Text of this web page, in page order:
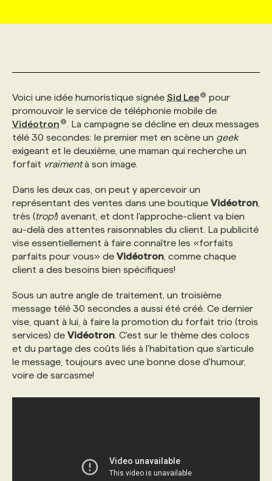
AFFAIRES DE L'INDUSTRIE
INITIATIVES NUMÉRIQUES
PRIX ET DISTINCTIONS
TENDANCES
WEB & MÉDIAS SOCIAUX
MARKETING DURABLE
GEO/SEO
ÉVÉNEMENTIEL
NOS AUTEUR‧RICES
INFOLETTRE PUBLICITÉ
ANNONCEZ AVEC NOUS
CONSULTER LA CVTHÈQUE
PROFIL ENTREPRISE
FAQ
ANNONCEZ AVEC NOUS
VOIR LES OFFRES
PROFIL CANDIDAT
FAQ
ANNONCEZ AVEC NOUS
NOS FORMATIONS EN LIGNE
NOS PARCOURS DE FORMATIONS
FORMATIONS PERSONNALISÉES
NOS FORMATEUR‧RICES
POURQUOI CHOISIR NOS FORMATIONS
NOS TARIFS
PROGRAMMES DE SUBVENTIONS
FAQ
ANNONCEZ AVEC NOUS
CHASSE DE TÊTE
SERVICE DE CHASSE DE TÊTE
NOS TARIFS
NOS EXPERTISES
FAQ
ANNONCEZ AVEC NOUS
Voici une idée humoristique signée Sid Lee
pour
promouvoir le service de téléphonie mobile de
Vidéotron
. La campagne se décline en deux messages
télé 30 secondes: le premier met en scène un geek
exigeant et le deuxième, une maman qui recherche un
forfait vraimentà son image.
Dans les deux cas, on peut y apercevoir un
représentant des ventes dans une boutique Vidéotron
très (trop!) avenant, et dont l'approche-client va bien
au-delà des attentes raisonnables du client. La publicité
vise essentiellement à faire connaître les «forfaits
parfaits pour vous» de Vidéotron , comme chaque
client a des besoins bien spécifiques!
Sous un autre angle de traitement, un troisième
message télé 30 secondes a aussi été créé. Ce dernier
vise, quant à lui, à faire la promotion du forfait trio (trois
services) de Vidéotron . C'est sur le thème des colocs
et du partage des coûts liés à l'habitation que s'articule
le message, toujours avec une bonne dose d'humour,
voire de sarcasme!